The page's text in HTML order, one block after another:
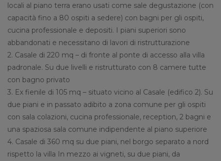
locali al piano terra erano usati come sale degustazione (con
capacità fino a 80 ospiti a sedere) con bagni per gli ospiti,
cucina professionale e depositi. I piani superiori sono
abbandonati e necessitano di lavori di ristrutturazione
2. Casale di 220 mq – di fronte al ponte di accesso alla villa
padronale. Su due livelli e ristrutturato con 8 camere tutte
con bagno privato
3. Ex fienile di 105 mq – situato vicino al Casale (edifico 2). Su
due piani e in passato adibito a zona comune per gli ospiti
con sala colazioni, cucina professionale, reception, 2 bagni e
una spaziosa sala comune indipendente al piano superiore
4. Casale di 360 mq su due piani, nel borgo separato a nord
rispetto la villa In mezzo ai vigneti, su due piani, da